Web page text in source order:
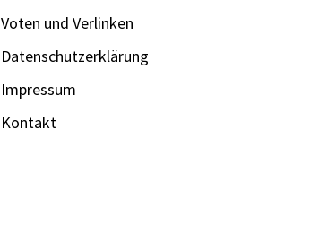
Voten und Verlinken
Datenschutzerklärung
Impressum
Kontakt